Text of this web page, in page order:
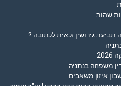
שהות
גירושין זכאית לכתובה ?
משפחה בנתניה
איזון משאבים